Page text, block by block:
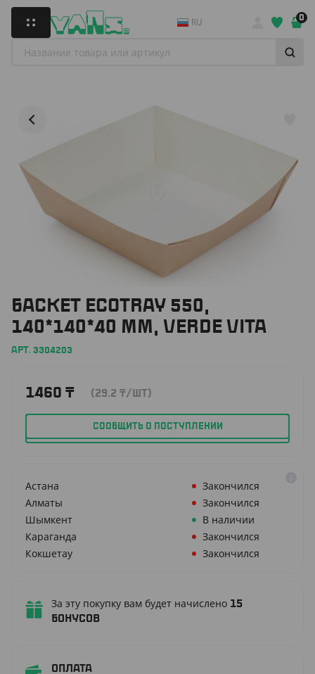
RU 0
БАСКЕТ ECOTRAY 550,
140*140*40 ММ, VERDE VITA
АРТ. 3304203
1460 ₸ (29.2 ₸/ШТ)
СООБЩИТЬ О ПОСТУПЛЕНИИ
Астана
Закончился
Алматы
Закончился
Шымкент
В наличии
Караганда
Закончился
Кокшетау
Закончился
За эту покупку вам будет начислено 15
бонусов
Оплата